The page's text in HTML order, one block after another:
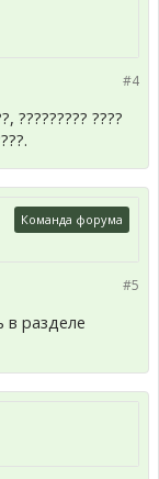
#4
????????? ????
Команда форума
#5
разделе